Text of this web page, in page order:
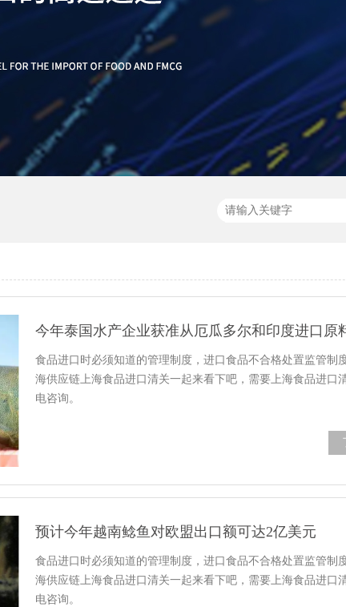
食品进口时必须知道的管理制度，进口食品不合格处置监管制
海供应链上海食品进口清关一起来看下吧，需要上海食品进口
电咨询。
预计今年越南鲶鱼对欧盟出口额可达2亿美元
食品进口时必须知道的管理制度，进口食品不合格处置监管制
海供应链上海食品进口清关一起来看下吧，需要上海食品进口
电咨询。